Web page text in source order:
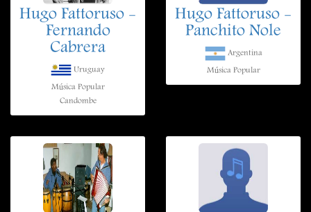
Hugo Fattoruso -
Fernando
Cabrera
Uruguay
Música Popular
Candombe
Hugo Fattoruso -
Panchito Nole
Argentina
Música Popular